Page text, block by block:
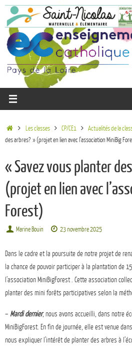
Les classes CP/CE1 Actualités de la
des arbres? » (projet en lien avec l’association MiniBig
« Savez vous planter
(projet en lien avec
Forest)
Marine Bouin 23 novembre 2025
Dans le cadre et la poursuite de notre projet de
la chance de pouvoir participer à la plantation de
l’association MiniBigForest . Cette association
planter des mini forêts participatives selon la
– Mardi dernier, nous avons accueilli, dans notre
MiniBigForest. En fin de journée, elle est venue
nous expliquer l’intérêt de planter des arbres à